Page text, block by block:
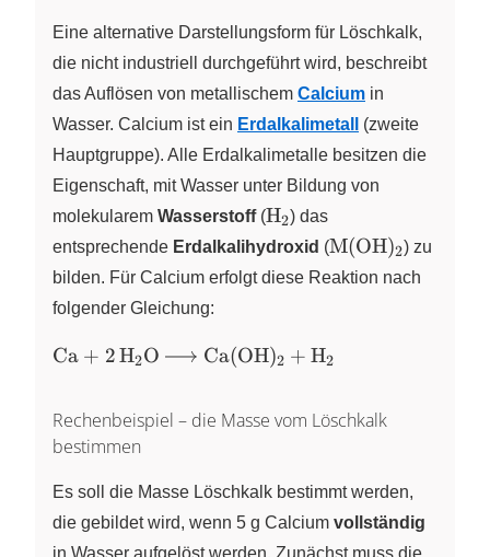
Eine alternative Darstellungsform für Löschkalk,
die nicht industriell durchgeführt wird, beschreibt
das Auflösen von metallischem Calcium in
Wasser. Calcium ist ein Erdalkalimetall
(zweite
Hauptgruppe). Alle Erdalkalimetalle besitzen die
Eigenschaft, mit Wasser unter Bildung von
molekularem Wasserstoff(\ce{H2}
HX
2) das
entsprechende Erdalkalihydroxid (\ce{M(OH)2}
M(OH)X
2) zu
bilden. Für Calcium erfolgt diese Reaktion nach
folgender Gleichung:
\ce{Ca
Ca(OH)2
+ H2}
Ca + 2HX
2O Ca(OH)X
2 + HX
2
Rechenbeispiel – die Masse vom Löschkalk
bestimmen
Es soll die Masse Löschkalk bestimmt werden,
die gebildet wird, wenn 5 g Calcium vollständig
in Wasser aufgelöst werden. Zunächst muss die